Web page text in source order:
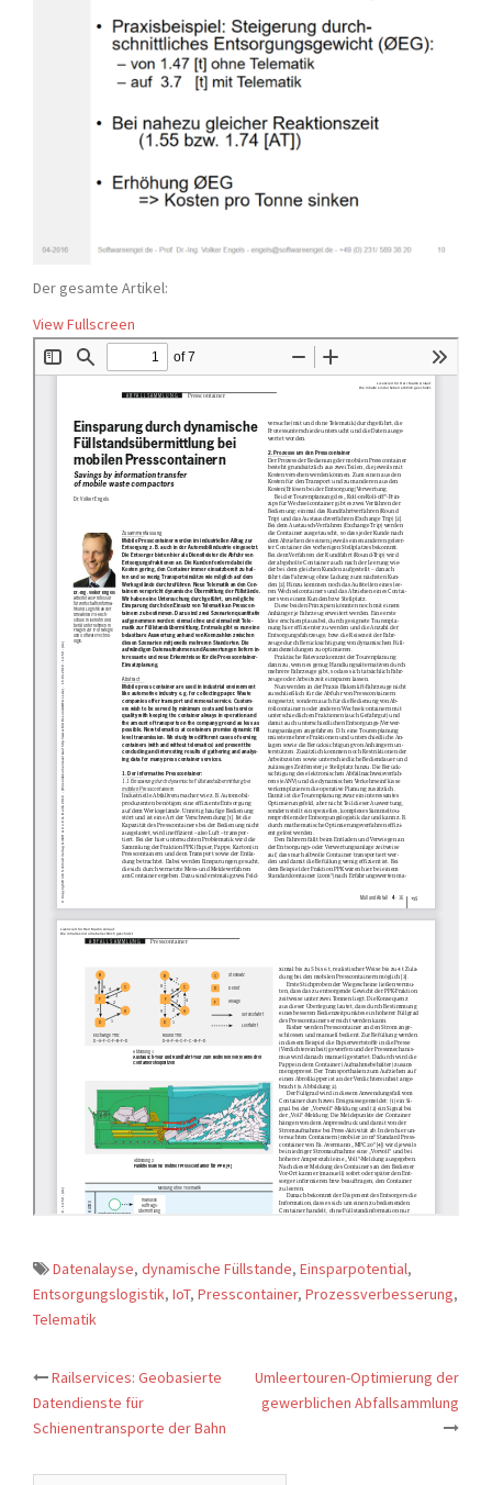
Der gesamte Artikel:
View Fullscreen
Datenalayse, dynamische Füllstande, Einsparpotential,
Entsorgungslogistik, IoT, Presscontainer, Prozessverbesserung,
Telematik
Beitrags-
Navigation
Railservices: Geobasierte
Datendienste für
Schienentransporte der Bahn
Umleertouren-Optimierung der
gewerblichen Abfallsammlung